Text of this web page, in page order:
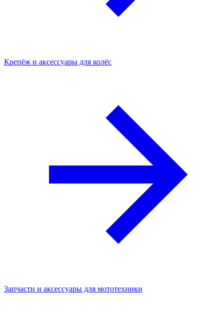
Крепёж и аксессуары для колёс
Запчасти и аксессуары для мототехники